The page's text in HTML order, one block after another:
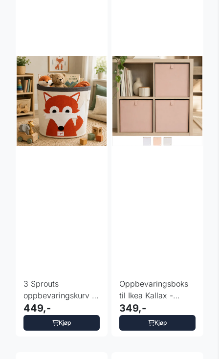
3 Sprouts
oppbevaringskurv -
Rev
449,-
Kjøp
Oppbevaringsboks
til Ikea Kallax -
fargevalg
349,-
Kjøp